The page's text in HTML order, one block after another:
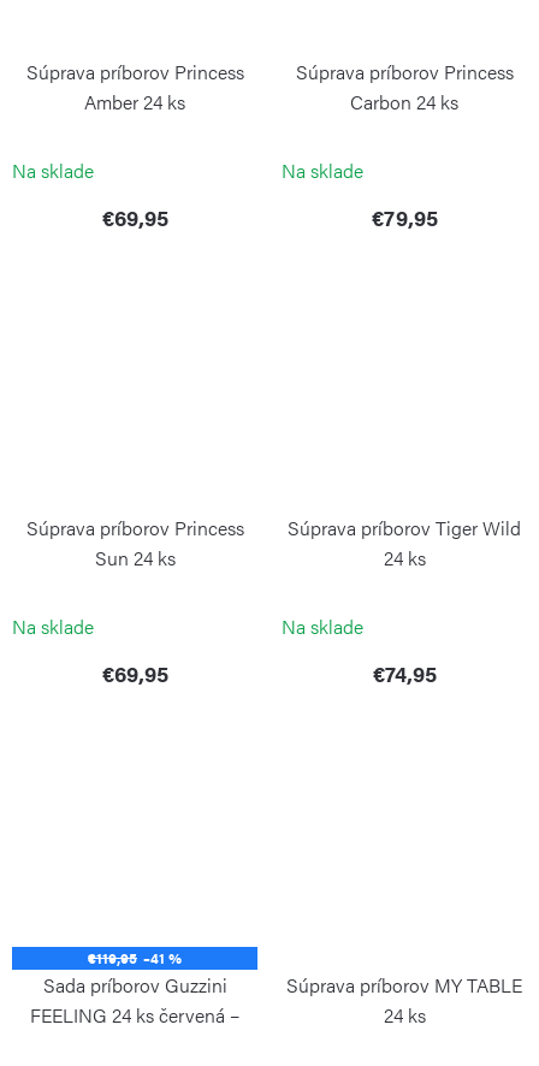
Súprava príborov Princess
Amber 24 ks
Na sklade
€69,95
Súprava príborov Princess
Carbon 24 ks
Na sklade
€79,95
Súprava príborov Princess
Sun 24 ks
Na sklade
€69,95
Súprava príborov Tiger Wild
24 ks
Na sklade
€74,95
€119,95 –41 %
Sada príborov Guzzini
FEELING 24 ks červená –
Súprava príborov MY TABLE
24 ks